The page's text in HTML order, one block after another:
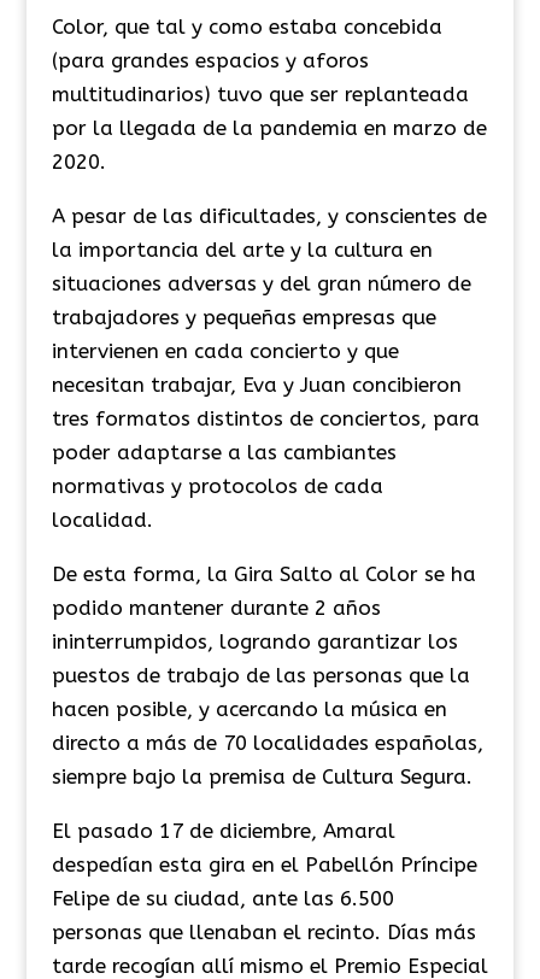
Color, que tal y como estaba concebida
(para grandes espacios y aforos
multitudinarios) tuvo que ser replanteada
por la llegada de la pandemia en marzo de
2020.
A pesar de las dificultades, y conscientes de
la importancia del arte y la cultura en
situaciones adversas y del gran número de
trabajadores y pequeñas empresas que
intervienen en cada concierto y que
necesitan trabajar, Eva y Juan concibieron
tres formatos distintos de conciertos, para
poder adaptarse a las cambiantes
normativas y protocolos de cada
localidad.
De esta forma, la Gira Salto al Color se ha
podido mantener durante 2 años
ininterrumpidos, logrando garantizar los
puestos de trabajo de las personas que la
hacen posible, y acercando la música en
directo a más de 70 localidades españolas,
siempre bajo la premisa de Cultura Segura.
El pasado 17 de diciembre, Amaral
despedían esta gira en el Pabellón Príncipe
Felipe de su ciudad, ante las 6.500
personas que llenaban el recinto. Días más
tarde recogían allí mismo el Premio Especial